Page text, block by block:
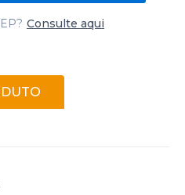
Consulte aqui